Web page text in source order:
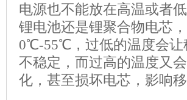
电源也不能放在高温或者
锂电池还是锂聚合物电芯
0℃-55℃，过低的温度会让
不稳定，而过高的温度又
化，甚至损坏电芯，影响